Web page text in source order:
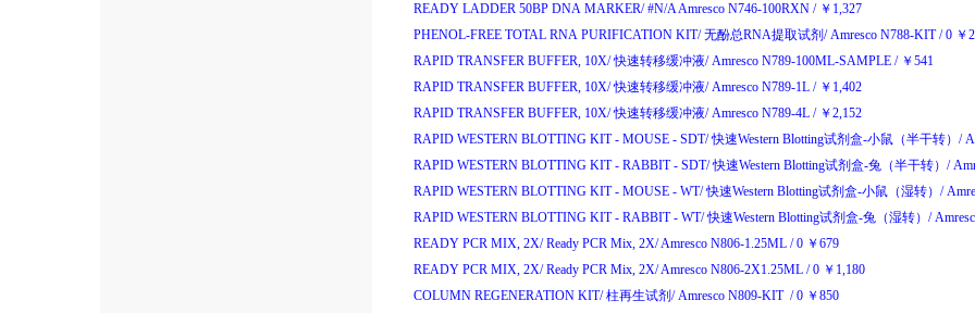
READY LADDER 50BP DNA MARKER/ #N/AAmresco N746-100RXN / ￥ 1,327
PHENOL-FREE TOTAL RNA PURIFICATION KIT/ 无酚总RNA提取试剂 / Amresco N788-KIT / 0 ￥
RAPID TRANSFER BUFFER, 10X/ 快速转移缓冲液/ Amresco N789-100ML-SAMPLE / ￥ 541
RAPID TRANSFER BUFFER, 10X/ 快速转移缓冲液/ Amresco N789-1L / ￥ 1,402
RAPID TRANSFER BUFFER, 10X/ 快速转移缓冲液/ Amresco N789-4L / ￥ 2,152
RAPID WESTERN BLOTTING KIT - MOUSE - SDT/ 快速Western Blotting试剂盒-小鼠 （半干转）/
RAPID WESTERN BLOTTING KIT - RABBIT - SDT/ 快速Western Blotting试剂盒-兔 （半干转）/
RAPID WESTERN BLOTTING KIT - MOUSE - WT/ 快速Western Blotting试剂盒-小鼠 （湿转）/
RAPID WESTERN BLOTTING KIT - RABBIT - WT/ 快速Western Blotting试剂盒-兔 （湿转）/
READY PCR MIX, 2X/ Ready PCR Mix, 2X/Amresco N806-1.25ML / 0 ￥ 679
READY PCR MIX, 2X/ Ready PCR Mix, 2X/Amresco N806-2X1.25ML / 0 ￥ 1,180
COLUMN REGENERATION KIT/ 柱再生试剂 / Amresco N809-KIT / 0 ￥ 850